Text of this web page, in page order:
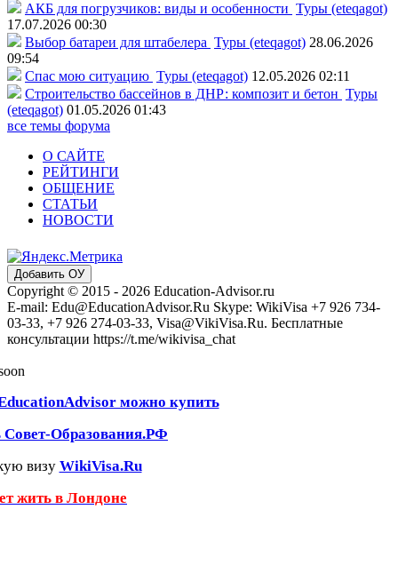
АКБ для погрузчиков: виды и особенности Туры (eteqagot)
17.07.2026 00:30
Выбор батареи для штабелера Туры (eteqagot) 28.06.2026
09:54
Спас мою ситуацию Туры (eteqagot) 12.05.2026 02:11
Строительство бассейнов в ДНР: композит и бетон Туры
(eteqagot) 01.05.2026 01:43
все темы форума
О САЙТЕ
РЕЙТИНГИ
ОБЩЕНИЕ
СТАТЬИ
НОВОСТИ
Добавить ОУ
Copyright © 2015 - 2026 Education-Advisor.ru
E-mail: Edu@EducationAdvisor.Ru Skype: WikiVisa +7 926 734-
03-33, +7 926 274-03-33, Visa@VikiVisa.Ru. Бесплатные
консультации https://t.me/wikivisa_chat
можно купить
Совет-Образования.РФ
визу WikiVisa.Ru
жить в Лондоне